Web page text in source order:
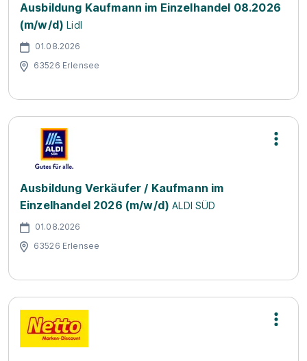
Ausbildung Kaufmann im Einzelhandel 08.2026
(m/w/d) Lidl
01.08.2026
63526 Erlensee
Ausbildung Verkäufer / Kaufmann im
Einzelhandel 2026 (m/w/d) ALDI SÜD
01.08.2026
63526 Erlensee